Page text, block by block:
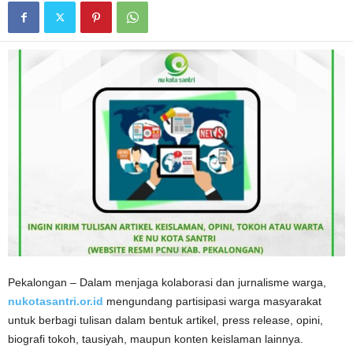
Pekalongan – Dalam menjaga kolaborasi dan jurnalisme warga,
nukotasantri.or.id mengundang partisipasi warga masyarakat
untuk berbagi tulisan dalam bentuk artikel, press release, opini,
biografi tokoh, tausiyah, maupun konten keislaman lainnya.